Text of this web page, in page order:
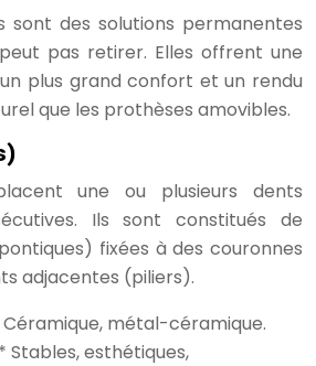
sont des solutions permanentes
pas retirer. Elles offrent une
plus grand confort et un rendu
que les prothèses amovibles.
une ou plusieurs dents
Ils sont constitués de
fixées à des couronnes
adjacentes (piliers).
métal-céramique.
Stables, esthétiques,